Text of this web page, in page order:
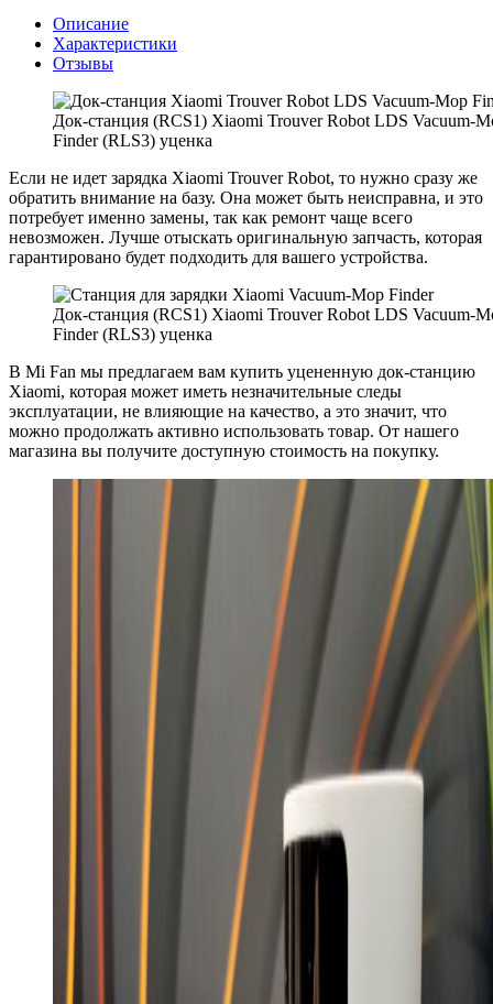
Описание
Характеристики
Отзывы
Док-станция (RCS1) Xiaomi Trouver Robot LDS Vacuum-
Finder (RLS3) уценка
Если не идет зарядка Xiaomi Trouver Robot, то нужно сразу же
обратить внимание на базу. Она может быть неисправна, и это
потребует именно замены, так как ремонт чаще всего
невозможен. Лучше отыскать оригинальную запчасть, которая
гарантировано будет подходить для вашего устройства.
Док-станция (RCS1) Xiaomi Trouver Robot LDS Vacuum-
Finder (RLS3) уценка
В Mi Fan мы предлагаем вам купить уцененную док-станцию
Xiaomi, которая может иметь незначительные следы
эксплуатации, не влияющие на качество, а это значит, что
можно продолжать активно использовать товар. От нашего
магазина вы получите доступную стоимость на покупку.